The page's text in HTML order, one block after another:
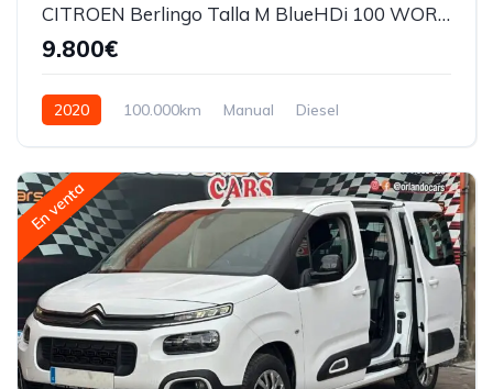
CITROEN Berlingo Talla M BlueHDi 100 WORKER
9.800€
2020 100.000km Manual Diesel
En venta